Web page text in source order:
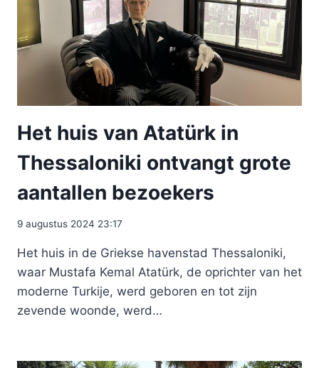
Het huis van Atatürk in
Thessaloniki ontvangt grote
aantallen bezoekers
9 augustus 2024 23:17
Het huis in de Griekse havenstad Thessaloniki,
waar Mustafa Kemal Atatürk, de oprichter van het
moderne Turkije, werd geboren en tot zijn
zevende woonde, werd…